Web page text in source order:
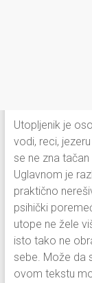
Utopljenik je
vodi, reci,
se ne zna
Uglavnom je
praktično
psihički
utope ne žele
isto tako ne
sebe. Može da
ovom tekstu